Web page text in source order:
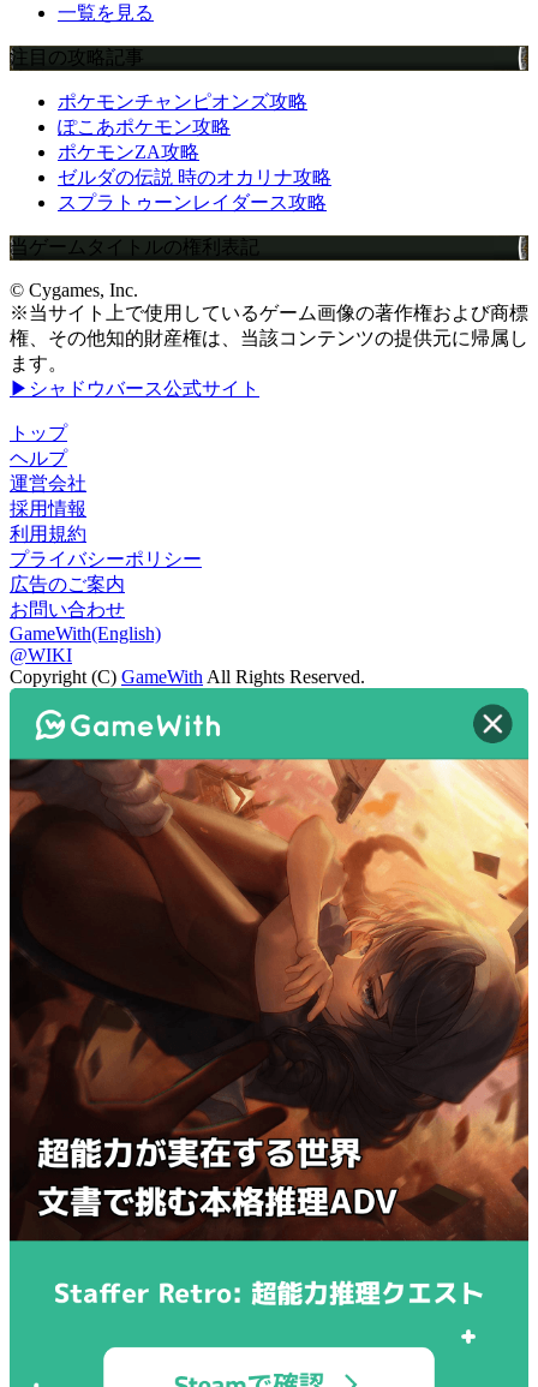
一覧を見る
注目の攻略記事
ポケモンチャンピオンズ攻略
ぽこあポケモン攻略
ポケモンZA攻略
ゼルダの伝説 時のオカリナ攻略
スプラトゥーンレイダース攻略
当ゲームタイトルの権利表記
© Cygames, Inc.
※当サイト上で使用しているゲーム画像の著作権および商標
権、その他知的財産権は、当該コンテンツの提供元に帰属し
ます。
▶シャドウバース公式サイト
トップ
ヘルプ
運営会社
採用情報
利用規約
プライバシーポリシー
広告のご案内
お問い合わせ
GameWith(English)
@WIKI
Copyright (C) GameWith All Rights Reserved.